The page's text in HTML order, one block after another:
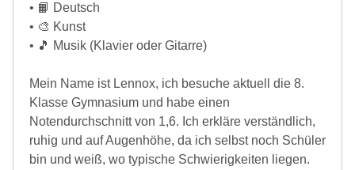
• 📙 Deutsch
• 🎨 Kunst
• 🎵 Musik (Klavier oder Gitarre)
Mein Name ist Lennox, ich besuche aktuell die 8.
Klasse Gymnasium und habe einen
Notendurchschnitt von 1,6. Ich erkläre verständlich,
ruhig und auf Augenhöhe, da ich selbst noch Schüler
bin und weiß, wo typische Schwierigkeiten liegen.